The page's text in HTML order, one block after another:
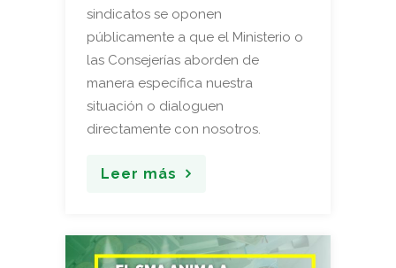
sindicatos se oponen
públicamente a que el Ministerio o
las Consejerías aborden de
manera específica nuestra
situación o dialoguen
directamente con nosotros.
Leer más